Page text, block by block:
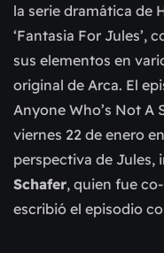
la serie dramática de
‘Fantasia For Jules’,
sus elementos en
original de Arca. El
Anyone Who’s Not A
viernes 22 de enero
perspectiva de Jules,
Schafer, quien fue
escribió el episodio